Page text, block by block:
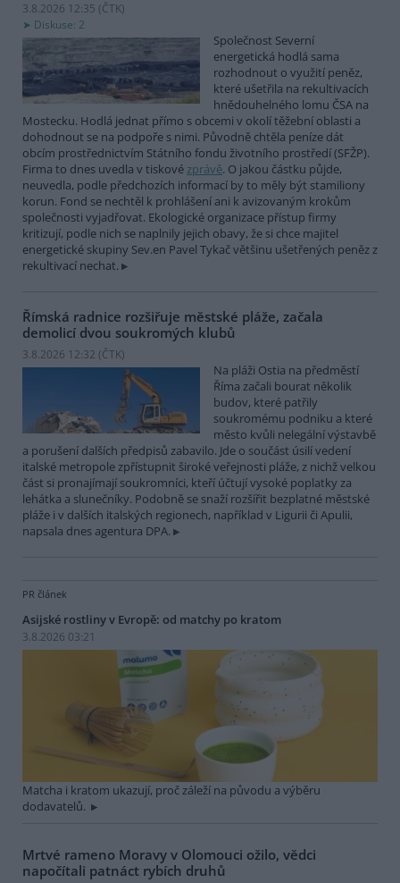
3.8.2026 12:35 (ČTK)
Diskuse: 2
Společnost Severní
energetická hodlá sama
rozhodnout o využití peněz,
které ušetřila na rekultivacích
hnědouhelného lomu ČSA na
Mostecku. Hodlá jednat přímo s obcemi v okolí těžební oblasti a
dohodnout se na podpoře s nimi. Původně chtěla peníze dát
obcím prostřednictvím Státního fondu životního prostředí (SFŽP).
Firma to dnes uvedla v tiskovézprávě. O jakou částku půjde,
neuvedla, podle předchozích informací by to měly být stamiliony
korun. Fond se nechtěl k prohlášení ani k avizovaným krokům
společnosti vyjadřovat. Ekologické organizace přístup firmy
kritizují, podle nich se naplnily jejich obavy, že si chce majitel
energetické skupiny Sev.en Pavel Tykač většinu ušetřených peněz z
rekultivací nechat.
Římská radnice rozšiřuje městské pláže, začala
demolicí dvou soukromých klubů
3.8.2026 12:32 (ČTK)
Na pláži Ostia na předměstí
Říma začali bourat několik
budov, které patřily
soukromému podniku a které
město kvůli nelegální výstavbě
a porušení dalších předpisů zabavilo. Jde o součást úsilí vedení
italské metropole zpřístupnit široké veřejnosti pláže, z nichž velkou
část si pronajímají soukromníci, kteří účtují vysoké poplatky za
lehátka a slunečníky. Podobně se snaží rozšířit bezplatné městské
pláže i v dalších italských regionech, například v Ligurii či Apulii,
napsala dnes agentura DPA.
PR článek
Asijské rostliny v Evropě: od matchy po kratom
3.8.2026 03:21
Matcha i kratom ukazují, proč záleží na původu a výběru
dodavatelů.
Mrtvé rameno Moravy v Olomouci ožilo, vědci
napočítali patnáct rybích druhů